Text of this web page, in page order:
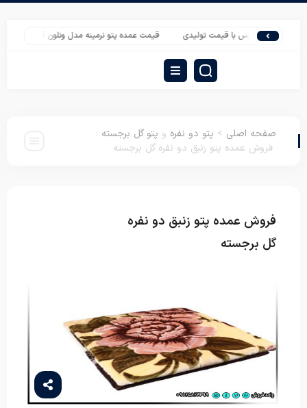
عروس با قیمت تولیدی قیمت عمده پتو نرمینه مدل ونلون آکرلیک
صفحه اصلی > پتو دو نفره و پتو گل برجسته :
فروش عمده پتو زنبق دو نفره گل برجسته
فروش عمده پتو زنبق دو نفره
گل برجسته